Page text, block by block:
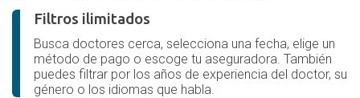
Filtros ilimitados
Busca doctores cerca, selecciona una fecha, elige un
método de pago o escoge tu aseguradora. También
puedes filtrar por los años de experiencia del doctor, su
género o los idiomas que habla.